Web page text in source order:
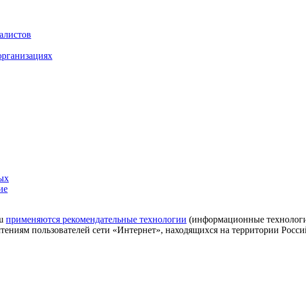
применяются рекомендательные технологии (информационные
пользователей сети «Интернет», находящихся на территории